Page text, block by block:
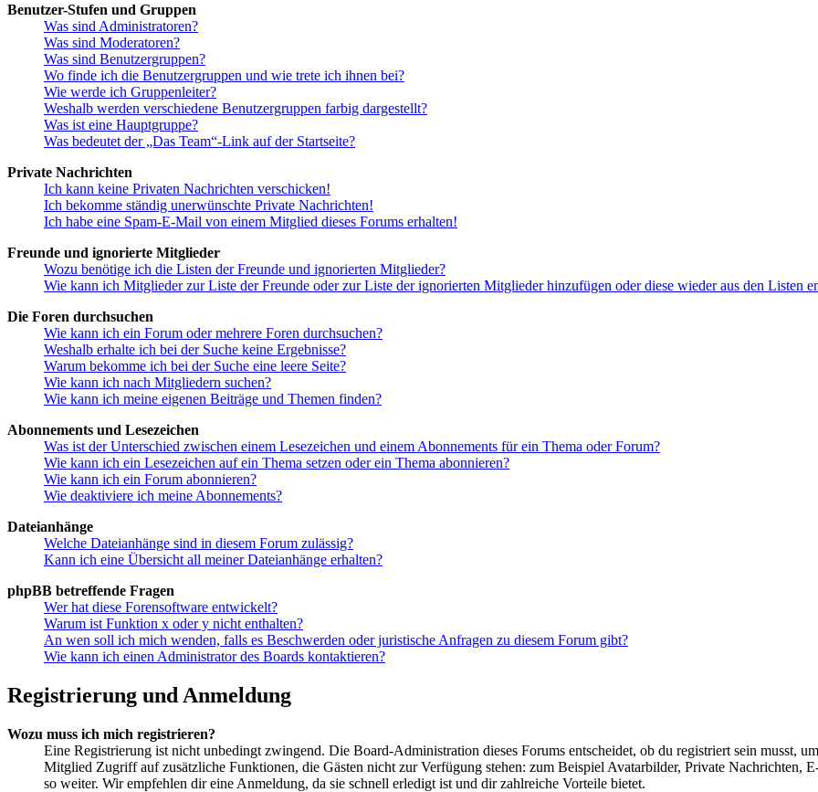
Benutzer-Stufen und Gruppen
Was sind Administratoren?
Was sind Moderatoren?
Was sind Benutzergruppen?
Wo finde ich die Benutzergruppen und wie trete ich ihnen bei?
Wie werde ich Gruppenleiter?
Weshalb werden verschiedene Benutzergruppen farbig dargestellt?
Was ist eine Hauptgruppe?
Was bedeutet der „Das Team“-Link auf der Startseite?
Private Nachrichten
Ich kann keine Privaten Nachrichten verschicken!
Ich bekomme ständig unerwünschte Private Nachrichten!
Ich habe eine Spam-E-Mail von einem Mitglied dieses Forums erhalten!
Freunde und ignorierte Mitglieder
Wozu benötige ich die Listen der Freunde und ignorierten Mitglieder?
Wie kann ich Mitglieder zur Liste der Freunde oder zur Liste der ignorierten Mitglieder hinzufügen oder diese wieder aus den Listen
Die Foren durchsuchen
Wie kann ich ein Forum oder mehrere Foren durchsuchen?
Weshalb erhalte ich bei der Suche keine Ergebnisse?
Warum bekomme ich bei der Suche eine leere Seite?
Wie kann ich nach Mitgliedern suchen?
Wie kann ich meine eigenen Beiträge und Themen finden?
Abonnements und Lesezeichen
Was ist der Unterschied zwischen einem Lesezeichen und einem Abonnements für ein Thema oder Forum?
Wie kann ich ein Lesezeichen auf ein Thema setzen oder ein Thema abonnieren?
Wie kann ich ein Forum abonnieren?
Wie deaktiviere ich meine Abonnements?
Dateianhänge
Welche Dateianhänge sind in diesem Forum zulässig?
Kann ich eine Übersicht all meiner Dateianhänge erhalten?
phpBB betreffende Fragen
Wer hat diese Forensoftware entwickelt?
Warum ist Funktion x oder y nicht enthalten?
An wen soll ich mich wenden, falls es Beschwerden oder juristische Anfragen zu diesem Forum gibt?
Wie kann ich einen Administrator des Boards kontaktieren?
Registrierung und Anmeldung
Wozu muss ich mich registrieren?
Eine Registrierung ist nicht unbedingt zwingend. Die Board-Administration dieses Forums entscheidet, ob du registriert sein musst,
Mitglied Zugriff auf zusätzliche Funktionen, die Gästen nicht zur Verfügung stehen: zum Beispiel Avatarbilder, Private Nachrichten,
so weiter. Wir empfehlen dir eine Anmeldung, da sie schnell erledigt ist und dir zahlreiche Vorteile bietet.